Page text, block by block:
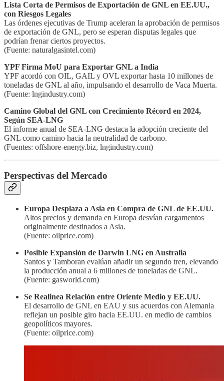
Lista Corta de Permisos de Exportación de GNL en EE.UU.,
con Riesgos Legales
Las órdenes ejecutivas de Trump aceleran la aprobación de permisos
de exportación de GNL, pero se esperan disputas legales que
podrían frenar ciertos proyectos.
(Fuente: naturalgasintel.com)
YPF Firma MoU para Exportar GNL a India
YPF acordó con OIL, GAIL y OVL exportar hasta 10 millones de
toneladas de GNL al año, impulsando el desarrollo de Vaca Muerta.
(Fuente: lngindustry.com)
Camino Global del GNL con Crecimiento Récord en 2024,
Según SEA-LNG
El informe anual de SEA-LNG destaca la adopción creciente del
GNL como camino hacia la neutralidad de carbono.
(Fuentes: offshore-energy.biz, lngindustry.com)
Perspectivas del Mercado
Europa Desplaza a Asia en Compra de GNL de EE.UU.
Altos precios y demanda en Europa desvían cargamentos
originalmente destinados a Asia.
(Fuente: oilprice.com)
Posible Expansión de Darwin LNG en Australia
Santos y Tamboran evalúan añadir un segundo tren, elevando
la producción anual a 6 millones de toneladas de GNL.
(Fuente: gasworld.com)
Se Realinea Relación entre Oriente Medio y EE.UU.
El desarrollo de GNL en EAU y sus acuerdos con Alemania
reflejan un posible giro hacia EE.UU. en medio de cambios
geopolíticos mayores.
(Fuente: oilprice.com)